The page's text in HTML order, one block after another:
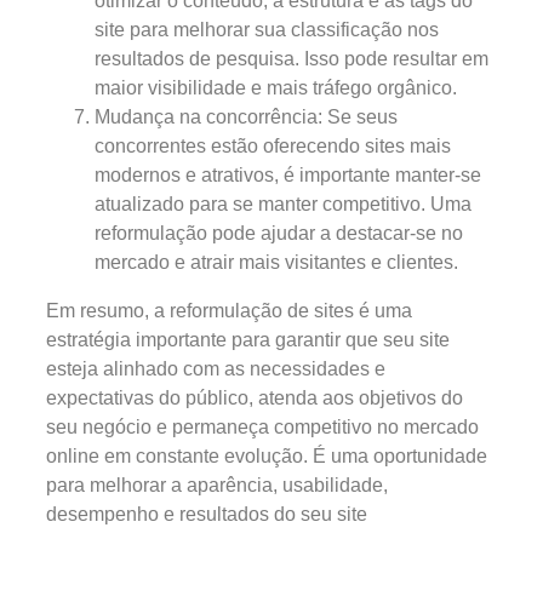
site para melhorar sua classificação nos
resultados de pesquisa. Isso pode resultar em
maior visibilidade e mais tráfego orgânico.
Mudança na concorrência: Se seus
concorrentes estão oferecendo sites mais
modernos e atrativos, é importante manter-se
atualizado para se manter competitivo. Uma
reformulação pode ajudar a destacar-se no
mercado e atrair mais visitantes e clientes.
Em resumo, a reformulação de sites é uma
estratégia importante para garantir que seu site
esteja alinhado com as necessidades e
expectativas do público, atenda aos objetivos do
seu negócio e permaneça competitivo no mercado
online em constante evolução. É uma oportunidade
para melhorar a aparência, usabilidade,
desempenho e resultados do seu site